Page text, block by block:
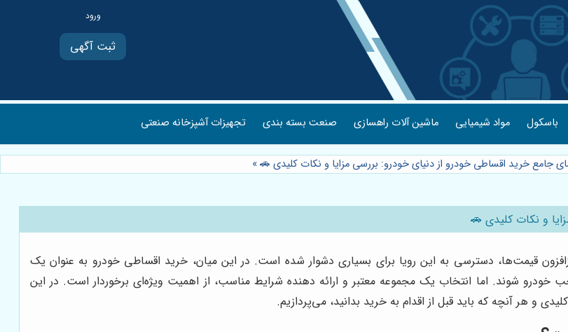
ثبت آگهی
باسکول مواد شیمیایی ماشین آلات راهسازی صنعت بسته بندی تجهیزات آشپزخانه صنعتی
جامع خرید اقساطی خودرو از دنیای خودرو: بررسی مزایا و نکات کلیدی 🚗»
و نکات کلیدی 🚗
قیمت‌ها، دسترسی به این رویا برای بسیاری دشوار شده است. در این میان، خرید اقساطی خودرو به عنوان یک
خودرو شوند. اما انتخاب یک مجموعه معتبر و ارائه دهنده شرایط مناسب، از اهمیت ویژه‌ای برخوردار است. در این
و هر آنچه که باید قبل از اقدام به خرید بدانید، می‌پردازیم.